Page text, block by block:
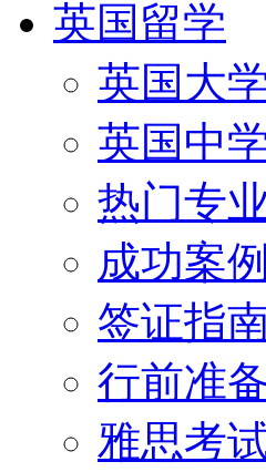
英国留学
英国大
英国中
热门专
成功案例
签证指
行前准
雅思考